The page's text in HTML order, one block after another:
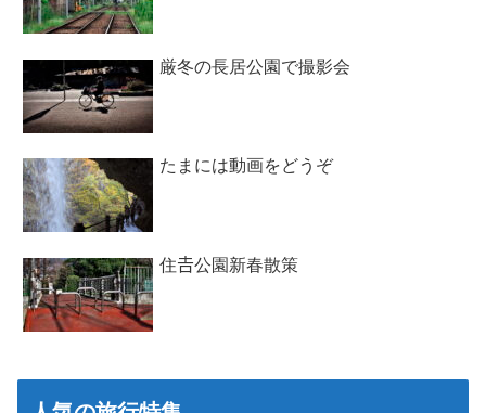
厳冬の長居公園で撮影会
たまには動画をどうぞ
住𠮷公園新春散策